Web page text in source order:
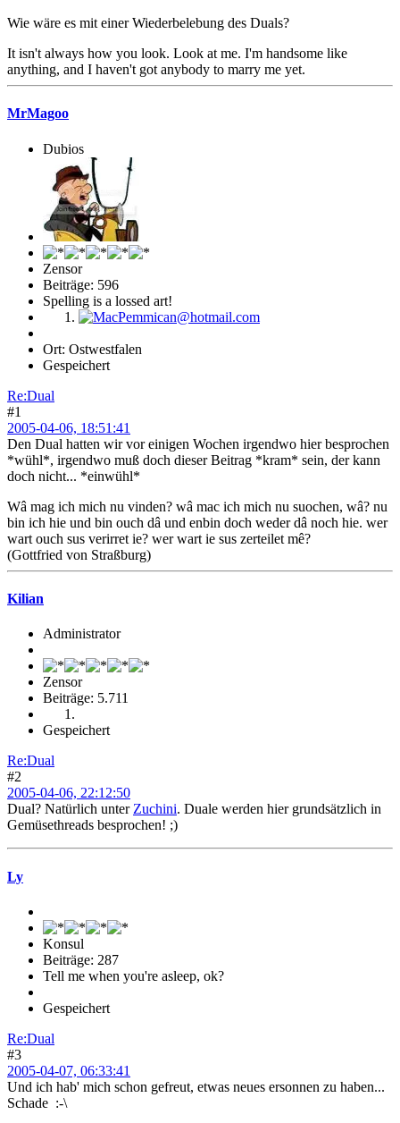
Wie wäre es mit einer Wiederbelebung des Duals?
It isn't always how you look. Look at me. I'm handsome like
anything, and I haven't got anybody to marry me yet.
MrMagoo
Dubios
Zensor
Beiträge: 596
Spelling is a lossed art!
Ort: Ostwestfalen
Gespeichert
Re:Dual
#1
2005-04-06, 18:51:41
Den Dual hatten wir vor einigen Wochen irgendwo hier besprochen
*wühl*, irgendwo muß doch dieser Beitrag *kram* sein, der kann
doch nicht... *einwühl*
Wâ mag ich mich nu vinden? wâ mac ich mich nu suochen, wâ? nu
bin ich hie und bin ouch dâ und enbin doch weder dâ noch hie. wer
wart ouch sus verirret ie? wer wart ie sus zerteilet mê?
(Gottfried von Straßburg)
Kilian
Administrator
Zensor
Beiträge: 5.711
Gespeichert
Re:Dual
#2
2005-04-06, 22:12:50
Dual? Natürlich unter Zuchini. Duale werden hier grundsätzlich in
Gemüsethreads besprochen! ;)
Ly
Konsul
Beiträge: 287
Tell me when you're asleep, ok?
Gespeichert
Re:Dual
#3
2005-04-07, 06:33:41
Und ich hab' mich schon gefreut, etwas neues ersonnen zu haben...
Schade :-\